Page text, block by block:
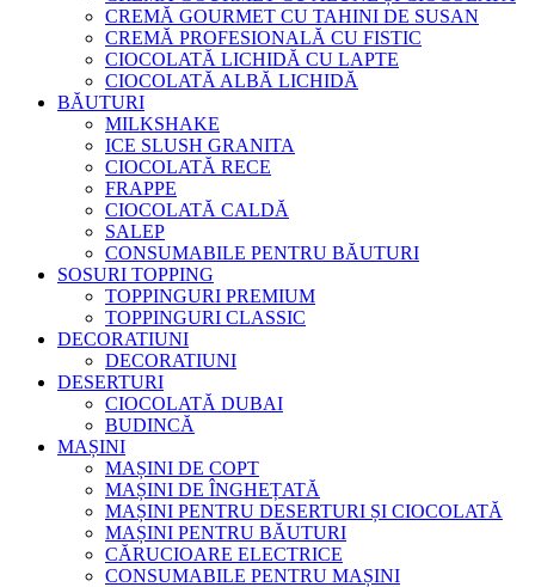
CREMĂ GOURMET CU TAHINI DE SUSAN
CREMĂ PROFESIONALĂ CU FISTIC
CIOCOLATĂ LICHIDĂ CU LAPTE
CIOCOLATĂ ALBĂ LICHIDĂ
BĂUTURI
MILKSHAKE
ICE SLUSH GRANITA
CIOCOLATĂ RECE
FRAPPE
CIOCOLATĂ CALDĂ
SALEP
CONSUMABILE PENTRU BĂUTURI
SOSURI TOPPING
TOPPINGURI PREMIUM
TOPPINGURI CLASSIC
DECORATIUNI
DECORATIUNI
DESERTURI
CIOCOLATĂ DUBAI
BUDINCĂ
MAȘINI
MAȘINI DE COPT
MAȘINI DE ÎNGHEȚATĂ
MAȘINI PENTRU DESERTURI ȘI CIOCOLATĂ
MAȘINI PENTRU BĂUTURI
CĂRUCIOARE ELECTRICE
CONSUMABILE PENTRU MAȘINI